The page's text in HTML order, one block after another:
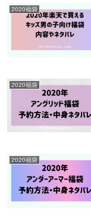
2020福袋
2020福袋
2020福袋